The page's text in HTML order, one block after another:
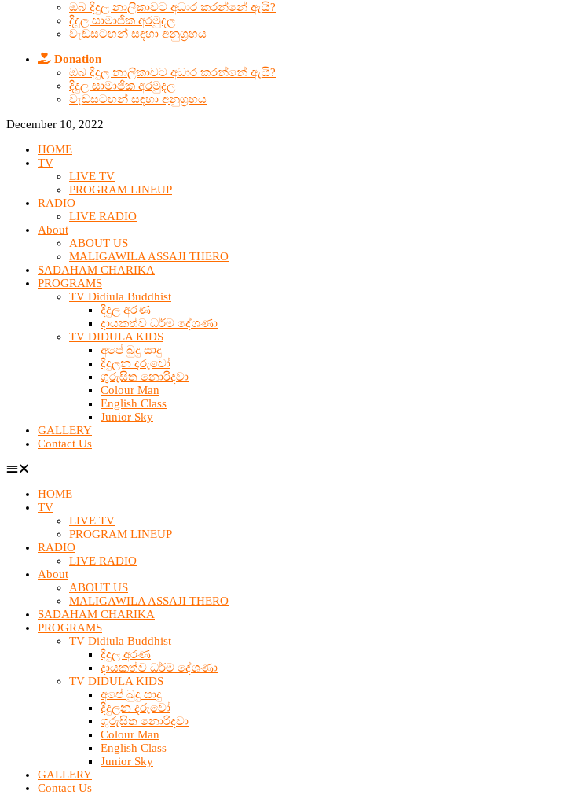
ඔබ දිදුල නාලිකාවට අධාර කරන්නේ ඇයි?
දිදුල සාමාජික අරමුදල
වැඩසටහන් සඳහා අනුග්‍රහය
Donation
ඔබ දිදුල නාලිකාවට අධාර කරන්නේ ඇයි?
දිදුල සාමාජික අරමුදල
වැඩසටහන් සඳහා අනුග්‍රහය
December 10, 2022
HOME
TV
LIVE TV
PROGRAM LINEUP
RADIO
LIVE RADIO
About
ABOUT US
MALIGAWILA ASSAJI THERO
SADAHAM CHARIKA
PROGRAMS
TV Didiula Buddhist
දිදුල අරණ
දායකත්ව ධර්ම දේශණා
TV DIDULA KIDS
අපේ බුදු සාදු
දිදුලන දරුවෝ
ගුරුසිත නොරිදවා
Colour Man
English Class
Junior Sky
GALLERY
Contact Us
HOME
TV
LIVE TV
PROGRAM LINEUP
RADIO
LIVE RADIO
About
ABOUT US
MALIGAWILA ASSAJI THERO
SADAHAM CHARIKA
PROGRAMS
TV Didiula Buddhist
දිදුල අරණ
දායකත්ව ධර්ම දේශණා
TV DIDULA KIDS
අපේ බුදු සාදු
දිදුලන දරුවෝ
ගුරුසිත නොරිදවා
Colour Man
English Class
Junior Sky
GALLERY
Contact Us